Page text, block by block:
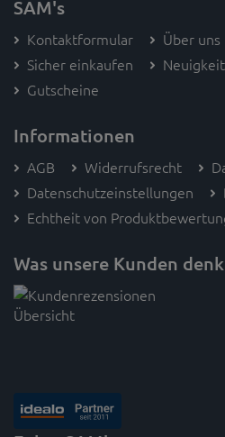
SAM's
Kontaktformular Über uns
Sicher einkaufen
Gutscheine
Informationen
AGB Widerrufsrecht
Datenschutzeinstellungen
Echtheit von
Was unsere Kunden